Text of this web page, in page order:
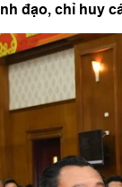
đạo, chỉ huy